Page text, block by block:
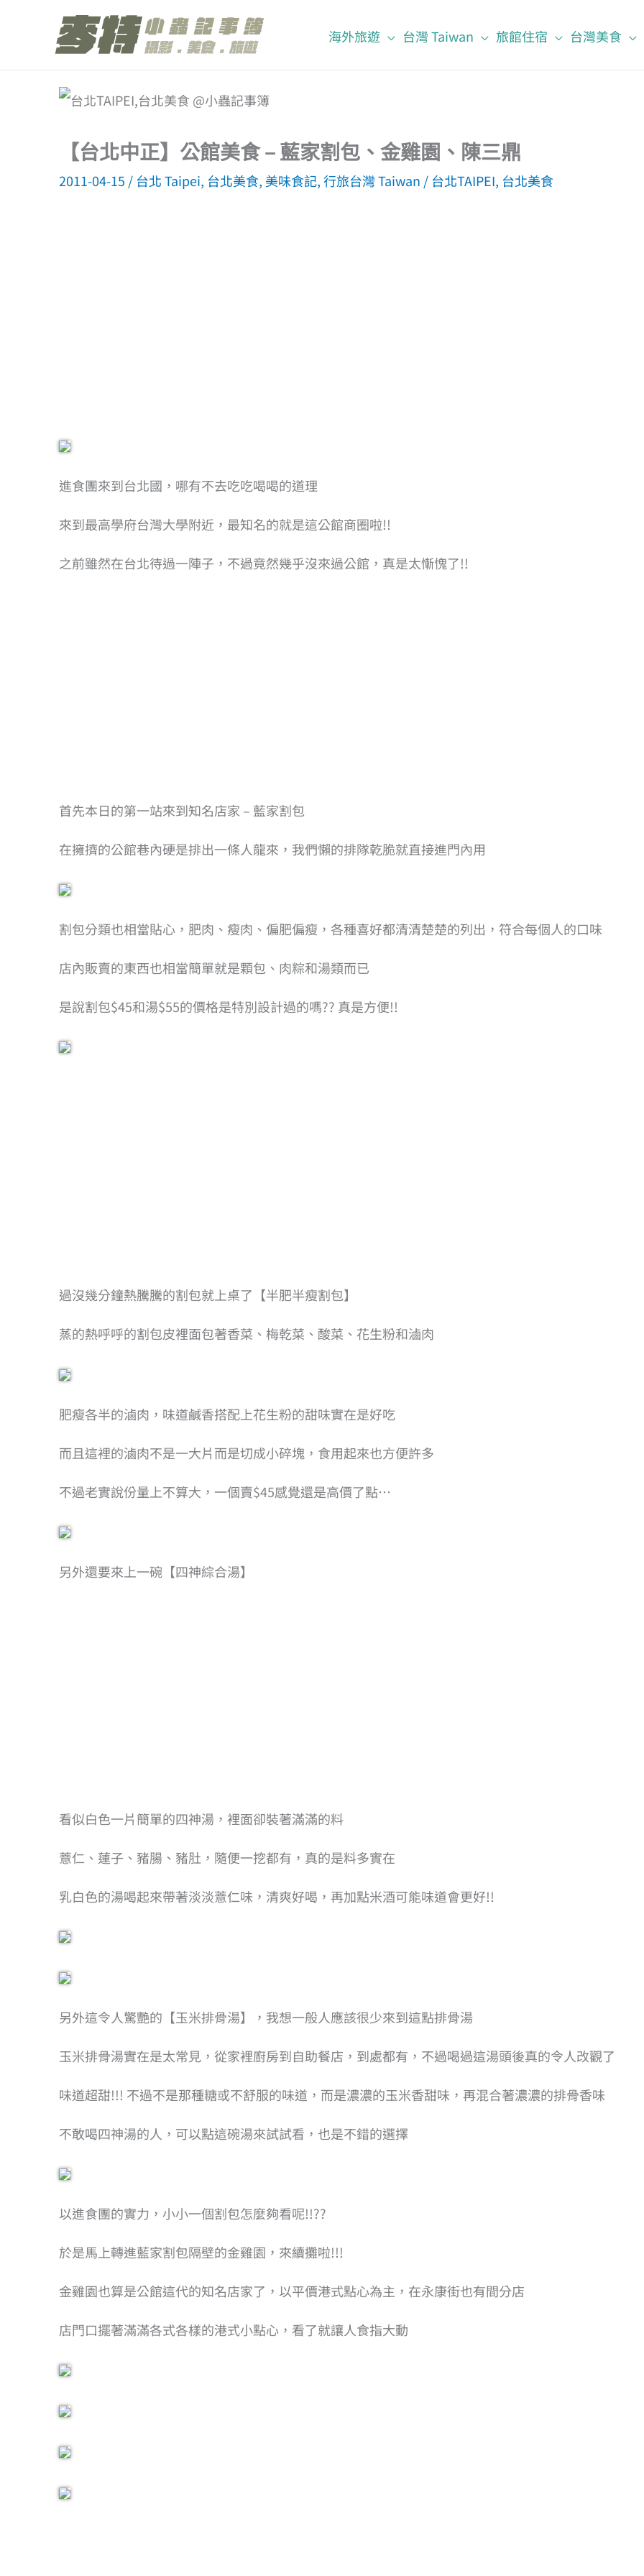
海外旅遊 台灣 Taiwan 旅館住宿 台灣美食
【台北中正】公館美食 – 藍家割包、金雞園、陳三鼎
2011-04-15 / 台北 Taipei, 台北美食, 美味食記,行旅台灣 Taiwan / 台北TAIPEI, 台北美食
進食團來到台北國，哪有不去吃吃喝喝的道理
來到最高學府台灣大學附近，最知名的就是這公館商圈啦!!
之前雖然在台北待過一陣子，不過竟然幾乎沒來過公館，真是太慚愧了!!
首先本日的第一站來到知名店家 – 藍家割包
在擁擠的公館巷內硬是排出一條人龍來，我們懶的排隊乾脆就直接進門內用
割包分類也相當貼心，肥肉、瘦肉、偏肥偏瘦，各種喜好都清清楚楚的列出，符合每個人的口味
店內販賣的東西也相當簡單就是顆包、肉粽和湯類而已
是說割包$45和湯$55的價格是特別設計過的嗎?? 真是方便!!
過沒幾分鐘熱騰騰的割包就上桌了【半肥半瘦割包】
蒸的熱呼呼的割包皮裡面包著香菜、梅乾菜、酸菜、花生粉和滷肉
肥瘦各半的滷肉，味道鹹香搭配上花生粉的甜味實在是好吃
而且這裡的滷肉不是一大片而是切成小碎塊，食用起來也方便許多
不過老實說份量上不算大，一個賣$45感覺還是高價了點…
另外還要來上一碗【四神綜合湯】
看似白色一片簡單的四神湯，裡面卻裝著滿滿的料
薏仁、蓮子、豬腸、豬肚，隨便一挖都有，真的是料多實在
乳白色的湯喝起來帶著淡淡薏仁味，清爽好喝，再加點米酒可能味道會更好!!
另外這令人驚艷的【玉米排骨湯】，我想一般人應該很少來到這點排骨湯
玉米排骨湯實在是太常見，從家裡廚房到自助餐店，到處都有，不過喝過這湯頭後真的令人改觀了
味道超甜!!! 不過不是那種糖或不舒服的味道，而是濃濃的玉米香甜味，再混合著濃濃的排骨香味
不敢喝四神湯的人，可以點這碗湯來試試看，也是不錯的選擇
以進食團的實力，小小一個割包怎麼夠看呢!!??
於是馬上轉進藍家割包隔壁的金雞園，來續攤啦!!!
金雞園也算是公館這代的知名店家了，以平價港式點心為主，在永康街也有間分店
店門口擺著滿滿各式各樣的港式小點心，看了就讓人食指大動